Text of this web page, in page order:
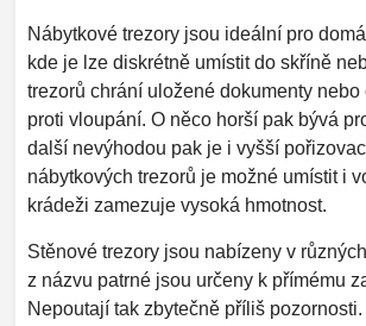
Nábytkové trezory jsou ideální pro
kde je lze diskrétně umístit do skříně
trezorů chrání uložené dokumenty
proti vloupání. O něco horší pak bývá
další nevýhodou pak je i vyšší
nábytkových trezorů je možné umístit i
krádeži zamezuje vysoká hmotnost.
Stěnové trezory jsou nabízeny v
z názvu patrné jsou určeny k přímému
Nepoutají tak zbytečně příliš